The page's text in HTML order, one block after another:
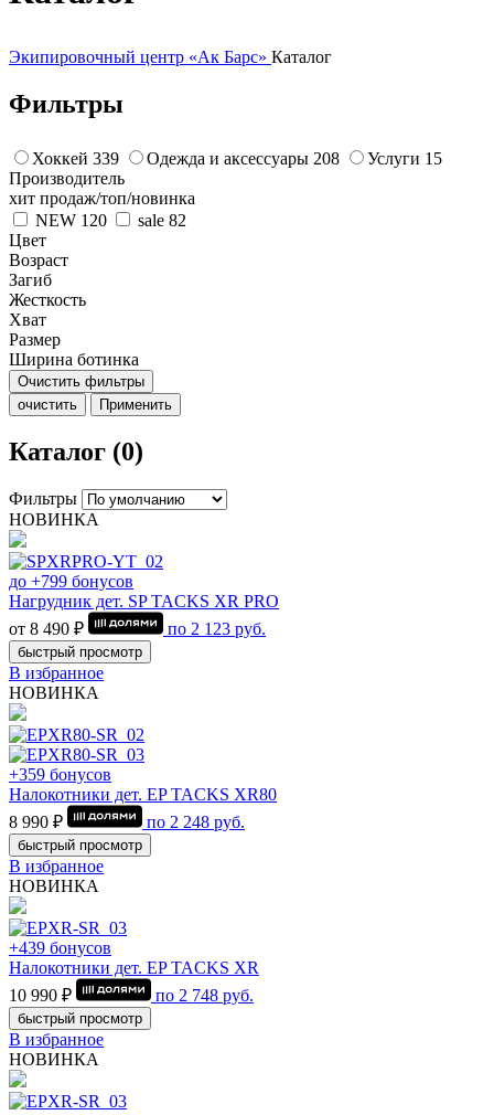
Экипировочный центр «Ак Барс» Каталог
Фильтры
Хоккей 339 Одежда и аксессуары 208 Услуги 15
Производитель
хит продаж/топ/новинка
NEW 120 sale 82
Цвет
Возраст
Загиб
Жесткость
Хват
Размер
Ширина ботинка
Очистить фильтры
очистить
Применить
Каталог (0)
Фильтры
НОВИНКА
до +799 бонусов
Нагрудник дет. SP TACKS XR PRO
от 8 490 ₽
по 2 123 руб.
быстрый просмотр
В избранное
НОВИНКА
+359 бонусов
Налокотники дет. EP TACKS XR80
8 990 ₽
по 2 248 руб.
быстрый просмотр
В избранное
НОВИНКА
+439 бонусов
Налокотники дет. EP TACKS XR
10 990 ₽
по 2 748 руб.
быстрый просмотр
В избранное
НОВИНКА